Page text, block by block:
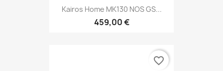
Kairos Home MK130 NOS GS...
459,00 €
favorite_border